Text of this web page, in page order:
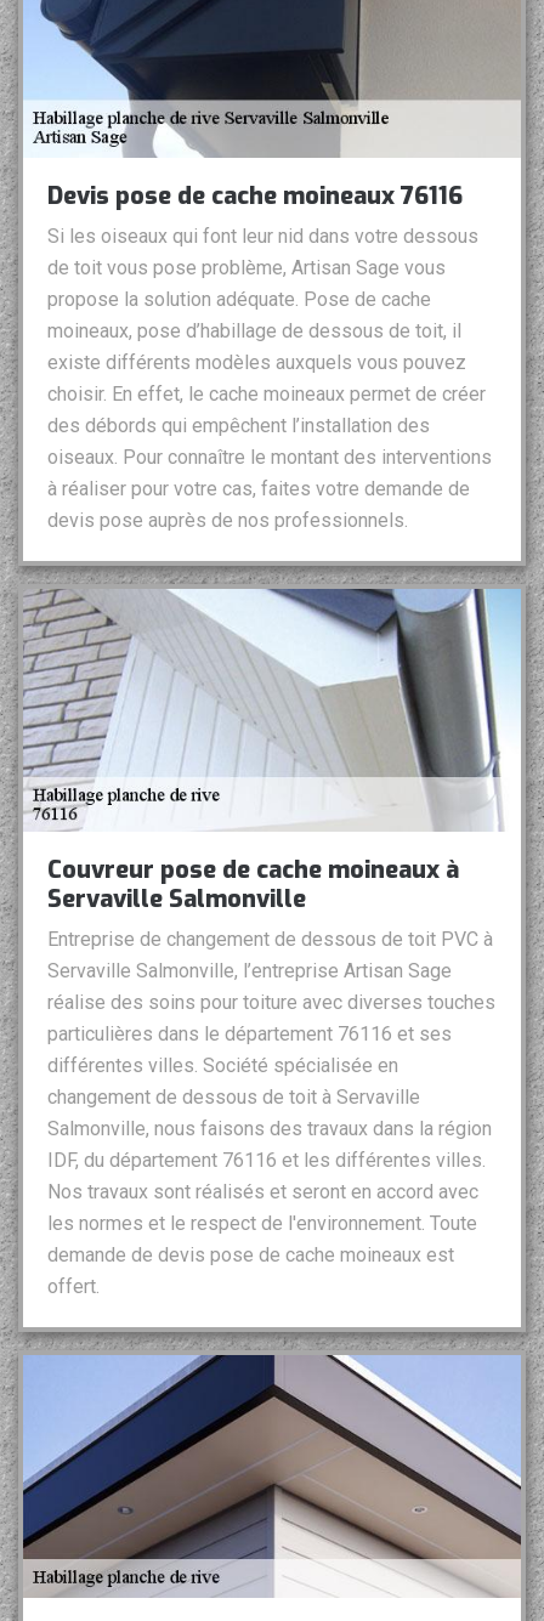
Devis pose de cache moineaux 76116
Si les oiseaux qui font leur nid dans votre dessous
de toit vous pose problème, Artisan Sage vous
propose la solution adéquate. Pose de cache
moineaux, pose d’habillage de dessous de toit, il
existe différents modèles auxquels vous pouvez
choisir. En effet, le cache moineaux permet de créer
des débords qui empêchent l’installation des
oiseaux. Pour connaître le montant des interventions
à réaliser pour votre cas, faites votre demande de
devis pose auprès de nos professionnels.
Couvreur pose de cache moineaux à
Servaville Salmonville
Entreprise de changement de dessous de toit PVC à
Servaville Salmonville, l’entreprise Artisan Sage
réalise des soins pour toiture avec diverses touches
particulières dans le département 76116 et ses
différentes villes. Société spécialisée en
changement de dessous de toit à Servaville
Salmonville, nous faisons des travaux dans la région
IDF, du département 76116 et les différentes villes.
Nos travaux sont réalisés et seront en accord avec
les normes et le respect de l'environnement. Toute
demande de devis pose de cache moineaux est
offert.